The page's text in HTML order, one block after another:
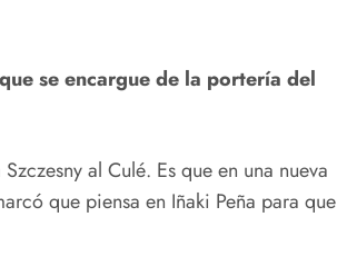
se encargue de la portería del
al Culé. Es que en una nueva
que piensa en Iñaki Peña para que